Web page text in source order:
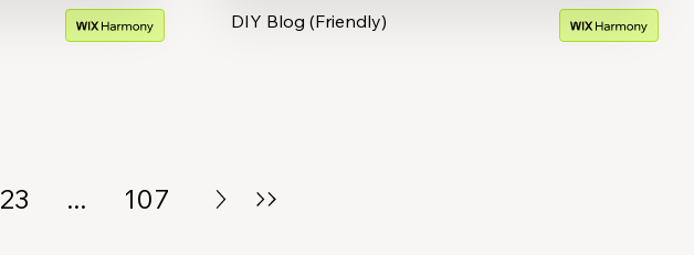
DIY Blog (Friendly)
23 ... 107